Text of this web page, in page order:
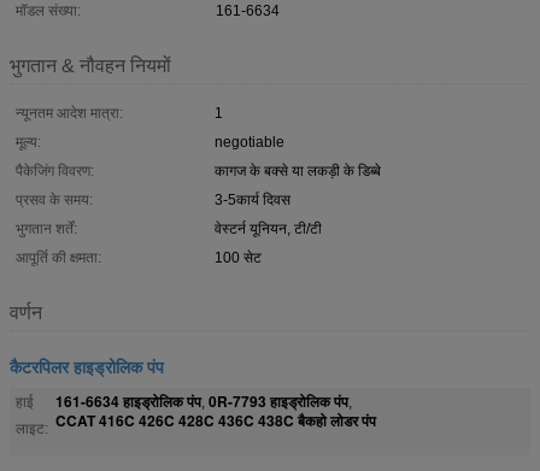
मॉडल संख्या:
161-6634
भुगतान & नौवहन नियमों
न्यूनतम आदेश मात्रा:
1
मूल्य:
negotiable
पैकेजिंग विवरण:
कागज के बक्से या लकड़ी के डिब्बे
प्रसव के समय:
3-5कार्य दिवस
भुगतान शर्तें:
वेस्टर्न यूनियन, टी/टी
आपूर्ति की क्षमता:
100 सेट
वर्णन
कैटरपिलर हाइड्रोलिक पंप
हाई
लाइट:
161-6634 हाइड्रोलिक पंप, 0R-7793 हाइड्रोलिक पंप,
CCAT 416C 426C 428C 436C 438C बैकहो लोडर पंप